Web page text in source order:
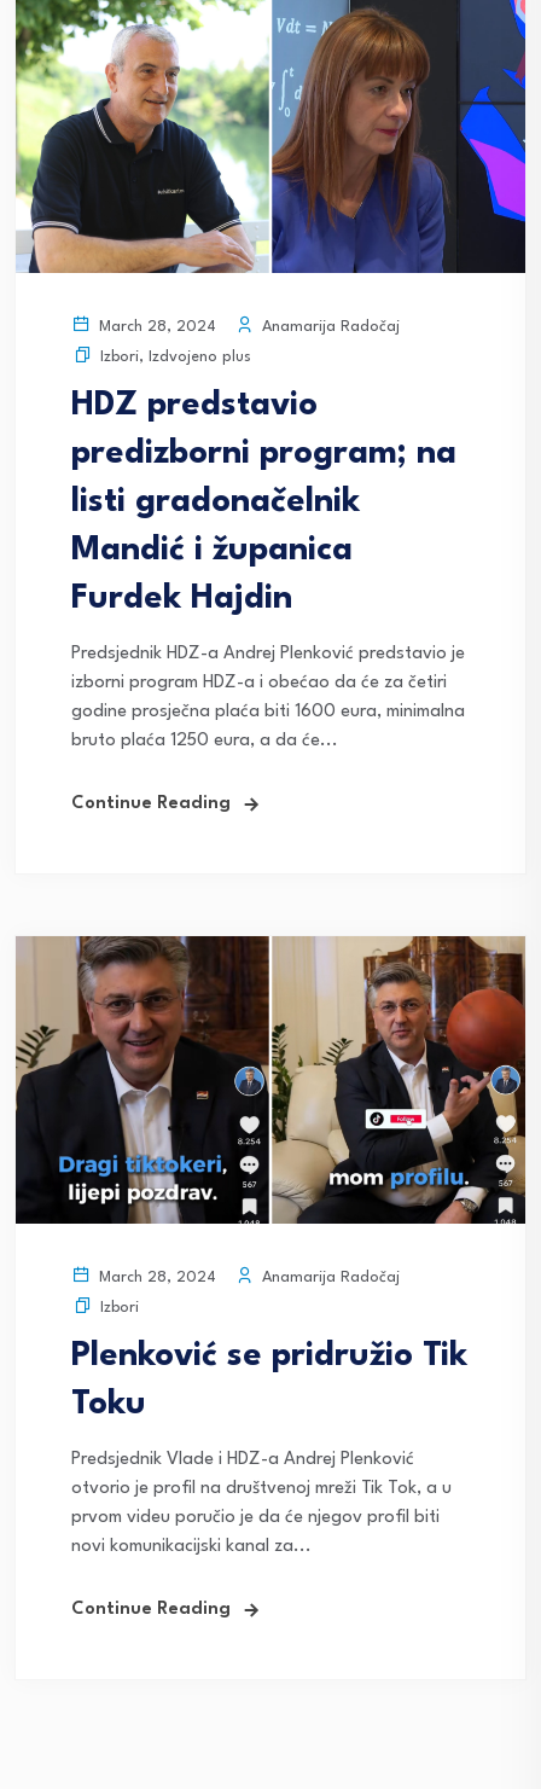
March 28, 2024
Anamarija Radočaj
Izbori, Izdvojeno plus
HDZ predstavio
predizborni program; na
listi gradonačelnik
Mandić i županica
Furdek Hajdin
Predsjednik HDZ-a Andrej Plenković predstavio je
izborni program HDZ-a i obećao da će za četiri
godine prosječna plaća biti 1600 eura, minimalna
bruto plaća 1250 eura, a da će...
Continue Reading
March 28, 2024
Anamarija Radočaj
Izbori
Plenković se pridružio Tik
Toku
Predsjednik Vlade i HDZ-a Andrej Plenković
otvorio je profil na društvenoj mreži Tik Tok, a u
prvom videu poručio je da će njegov profil biti
novi komunikacijski kanal za...
Continue Reading